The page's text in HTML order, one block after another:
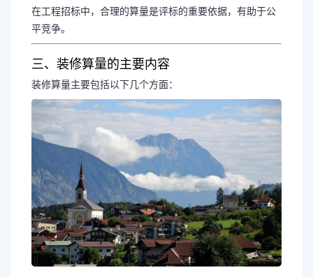
在工程招标中，合理的算量是评标的重要依据，有助于公
平竞争。
三、装修算量的主要内容
装修算量主要包括以下几个方面：